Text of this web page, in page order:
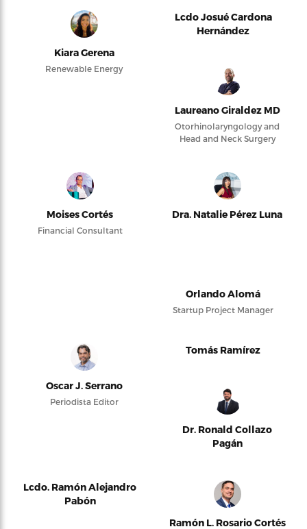
Kiara Gerena
Renewable Energy
Lcdo Josué Cardona
Hernández
Laureano Giraldez MD
Otorhinolaryngology and
Head and Neck Surgery
Moises Cortés
Financial Consultant
Dra. Natalie Pérez Luna
Orlando Alomá
Startup Project Manager
Oscar J. Serrano
Periodista Editor
Tomás Ramírez
Dr. Ronald Collazo
Pagán
Lcdo. Ramón Alejandro
Pabón
Ramón L. Rosario Cortés